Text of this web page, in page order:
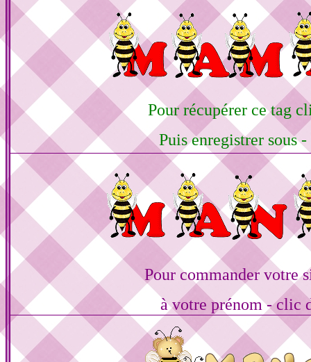
Pour récupérer ce tag
Puis enregistrer sous
Pour commander votre
à votre prénom - clic